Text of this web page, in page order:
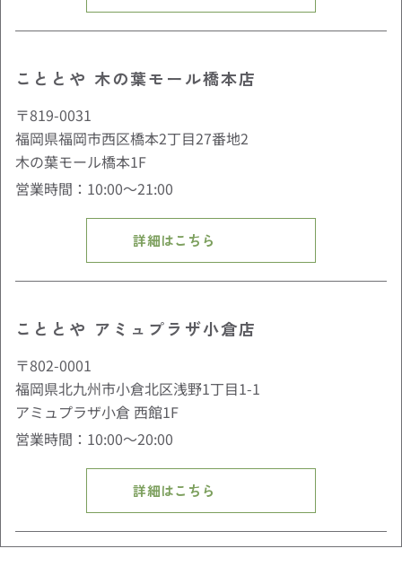
こととや 木の葉モール橋本店
〒819-0031
福岡県福岡市西区橋本2丁目27番地2
木の葉モール橋本1F
営業時間：10:00〜21:00
詳細はこちら
こととや アミュプラザ小倉店
〒802-0001
福岡県北九州市小倉北区浅野1丁目1-1
アミュプラザ小倉 西館1F
営業時間：10:00〜20:00
詳細はこちら